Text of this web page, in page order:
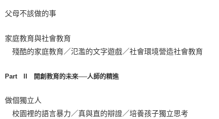
父母不該做的事
家庭教育與社會教育
殘酷的家庭教育／氾濫的文字遊戲／社會環境營造社會教育
Part II 開創教育的未來──人師的精進
做個獨立人
校園裡的語言暴力／真與直的辯證／培養孩子獨立思考